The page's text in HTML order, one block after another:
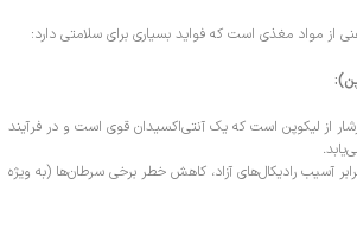
از مواد مغذی است که فواید بسیاری برای سلامتی دارد:
از لیکوپن است که یک آنتی‌اکسیدان قوی است و در فرآیند
آسیب رادیکال‌های آزاد، کاهش خطر برخی سرطان‌ها (به ویژه